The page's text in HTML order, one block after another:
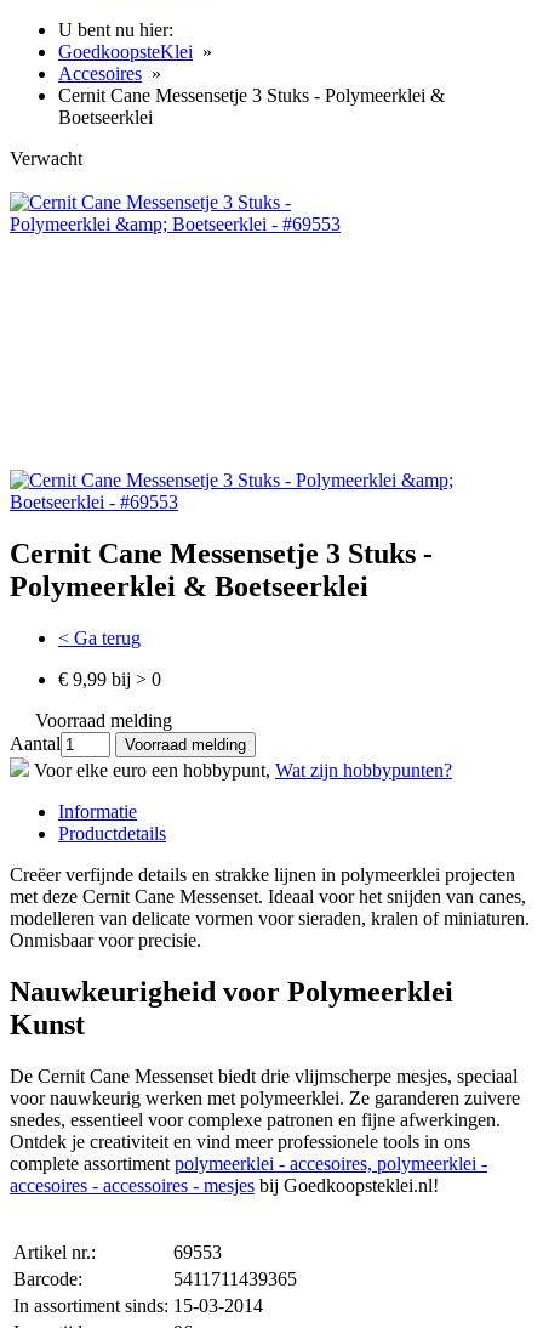
U bent nu hier:
GoedkoopsteKlei »
Accesoires »
Cernit Cane Messensetje 3 Stuks - Polymeerklei &
Boetseerklei
Verwacht
Cernit Cane Messensetje 3 Stuks -
Polymeerklei & Boetseerklei
< Ga terug
€ 9,99 bij > 0
Voorraad melding
Aantal
Voor elke euro een hobbypunt, Wat zijn hobbypunten?
Informatie
Productdetails
Creëer verfijnde details en strakke lijnen in polymeerklei projecten
met deze Cernit Cane Messenset. Ideaal voor het snijden van canes,
modelleren van delicate vormen voor sieraden, kralen of miniaturen.
Onmisbaar voor precisie.
Nauwkeurigheid voor Polymeerklei
Kunst
De Cernit Cane Messenset biedt drie vlijmscherpe mesjes, speciaal
voor nauwkeurig werken met polymeerklei. Ze garanderen zuivere
snedes, essentieel voor complexe patronen en fijne afwerkingen.
Ontdek je creativiteit en vind meer professionele tools in ons
complete assortiment polymeerklei - accesoires, polymeerklei -
accesoires - accessoires - mesjes bij Goedkoopsteklei.nl!
Artikel nr.:
69553
Barcode:
5411711439365
In assortiment sinds: 15-03-2014